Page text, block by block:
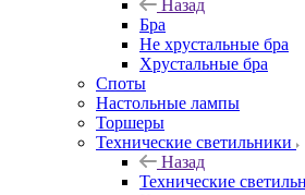
Назад
Бра
Не хрустальные бра
Хрустальные бра
Споты
Настольные лампы
Торшеры
Технические светильники
Назад
Технические